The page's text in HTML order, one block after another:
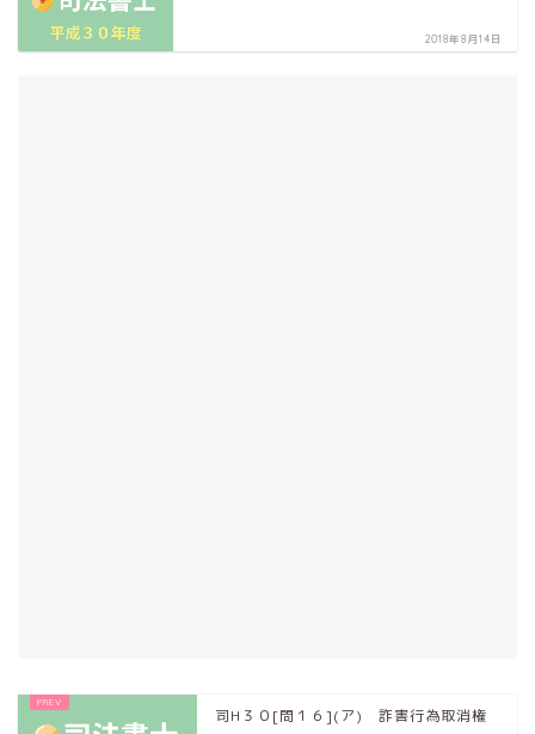
2018年8月14日
司H３０[問１６](ア) 詐害行為取消権